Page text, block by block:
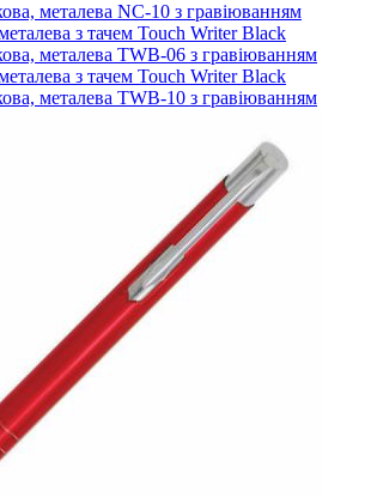
металева NC-10 з гравіюванням
металева TWB-06 з гравіюванням
металева TWB-10 з гравіюванням